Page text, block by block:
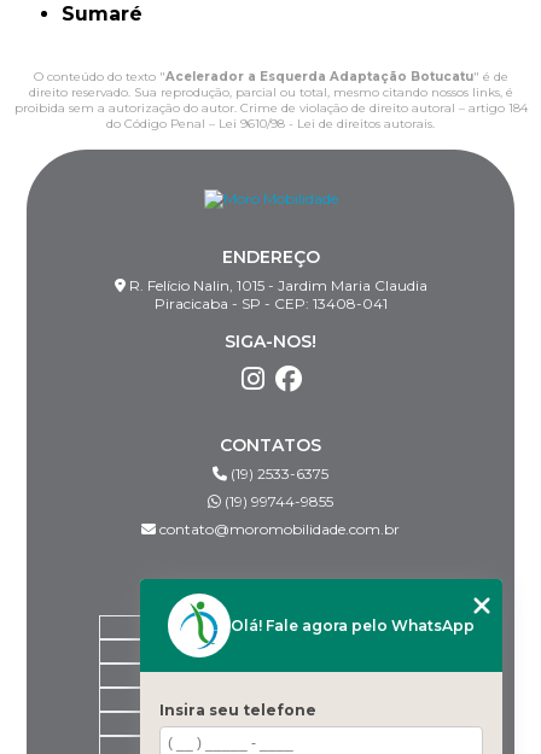
Sumaré
O conteúdo do texto "Acelerador a Esquerda Adaptação Botucatu" é de
direito reservado. Sua reprodução, parcial ou total, mesmo citando nossos links, é
proibida sem a autorização do autor. Crime de violação de direito autoral – artigo 184
do Código Penal – Lei 9610/98 - Lei de direitos autorais.
ENDEREÇO
R. Felício Nalin, 1015 - Jardim Maria Claudia
Piracicaba - SP - CEP: 13408-041
SIGA-NOS!
CONTATOS
(19) 2533-6375
(19) 99744-9855
contato@moromobilidade.com.br
HOME
PRODUTOS
DESPACHANTES PARCEIROS
CONTATO
Olá! Fale agora pelo WhatsApp
Insira seu telefone